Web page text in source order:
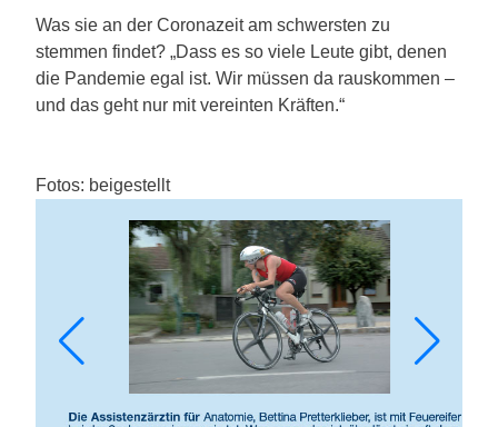
Was sie an der Coronazeit am schwersten zu
stemmen findet? „Dass es so viele Leute gibt, denen
die Pandemie egal ist. Wir müssen da rauskommen –
und das geht nur mit vereinten Kräften.“
Fotos: beigestellt